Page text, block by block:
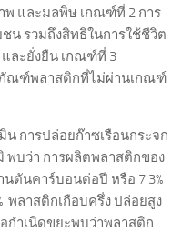
พ และมลพิษ เกณฑ์ที่ 2 การ
น รวมถึงสิทธิในการใช้ชีวิต
ละยั่งยืน เกณฑ์ที่ 3
ภัณฑ์พลาสติกที่ไม่ผ่านเกณฑ์
น การปล่อยก๊าซเรือนกระจก
บว่า การผลิตพลาสติกของ
นตันคาร์บอนต่อปี หรือ 7.3%
พลาสติกเกือบครึ่ง ปล่อยสูง
กำเนิดขยะพบว่าพลาสติก